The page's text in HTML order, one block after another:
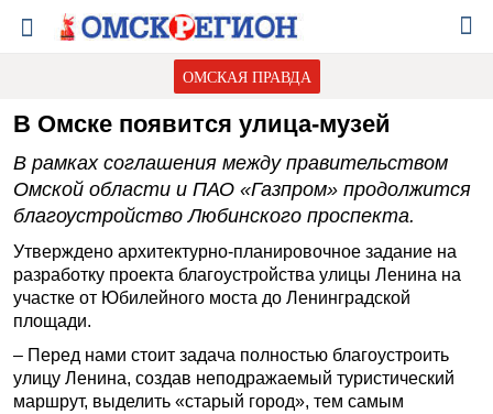
ОМСКАЯ ПРАВДА
В Омске появится улица-музей
В рамках соглашения между правительством
Омской области и ПАО «Газпром» продолжится
благоустройство Любинского проспекта.
Утверждено архитектурно-планировочное задание на
разработку проекта благоустройства улицы Ленина на
участке от Юбилейного моста до Ленинградской
площади.
– Перед нами стоит задача полностью благоустроить
улицу Ленина, создав неподражаемый туристический
маршрут, выделить «старый город», тем самым